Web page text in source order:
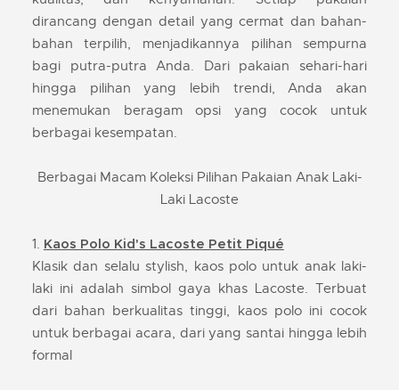
dirancang dengan detail yang cermat dan bahan-
bahan terpilih, menjadikannya pilihan sempurna
bagi putra-putra Anda. Dari pakaian sehari-hari
hingga pilihan yang lebih trendi, Anda akan
menemukan beragam opsi yang cocok untuk
berbagai kesempatan.
Berbagai Macam Koleksi Pilihan Pakaian Anak Laki-
Laki Lacoste
1. Kaos Polo Kid's Lacoste Petit Piqué
Klasik dan selalu stylish, kaos polo untuk anak laki-
laki ini adalah simbol gaya khas Lacoste. Terbuat
dari bahan berkualitas tinggi, kaos polo ini cocok
untuk berbagai acara, dari yang santai hingga lebih
formal